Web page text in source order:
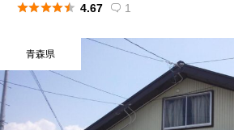
 4.67  1
青森県